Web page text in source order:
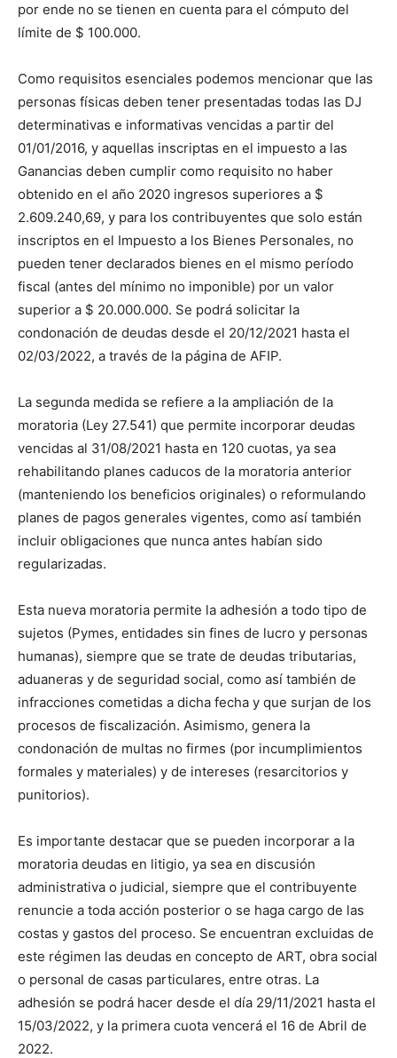
por ende no se tienen en cuenta para el cómputo del
límite de $ 100.000.
Como requisitos esenciales podemos mencionar que las
personas físicas deben tener presentadas todas las DJ
determinativas e informativas vencidas a partir del
01/01/2016, y aquellas inscriptas en el impuesto a las
Ganancias deben cumplir como requisito no haber
obtenido en el año 2020 ingresos superiores a $
2.609.240,69, y para los contribuyentes que solo están
inscriptos en el Impuesto a los Bienes Personales, no
pueden tener declarados bienes en el mismo período
fiscal (antes del mínimo no imponible) por un valor
superior a $ 20.000.000. Se podrá solicitar la
condonación de deudas desde el 20/12/2021 hasta el
02/03/2022, a través de la página de AFIP.
La segunda medida se refiere a la ampliación de la
moratoria (Ley 27.541) que permite incorporar deudas
vencidas al 31/08/2021 hasta en 120 cuotas, ya sea
rehabilitando planes caducos de la moratoria anterior
(manteniendo los beneficios originales) o reformulando
planes de pagos generales vigentes, como así también
incluir obligaciones que nunca antes habían sido
regularizadas.
Esta nueva moratoria permite la adhesión a todo tipo de
sujetos (Pymes, entidades sin fines de lucro y personas
humanas), siempre que se trate de deudas tributarias,
aduaneras y de seguridad social, como así también de
infracciones cometidas a dicha fecha y que surjan de los
procesos de fiscalización. Asimismo, genera la
condonación de multas no firmes (por incumplimientos
formales y materiales) y de intereses (resarcitorios y
punitorios).
Es importante destacar que se pueden incorporar a la
moratoria deudas en litigio, ya sea en discusión
administrativa o judicial, siempre que el contribuyente
renuncie a toda acción posterior o se haga cargo de las
costas y gastos del proceso. Se encuentran excluidas de
este régimen las deudas en concepto de ART, obra social
o personal de casas particulares, entre otras. La
adhesión se podrá hacer desde el día 29/11/2021 hasta el
15/03/2022, y la primera cuota vencerá el 16 de Abril de
2022.